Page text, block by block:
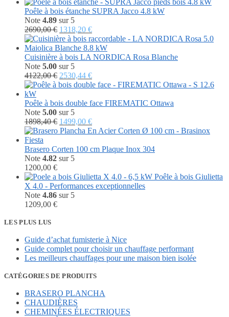
Poêle à bois étanche SUPRA Jacco 4.8 kW
Note 4.89 sur 5
2690,00€ Le
prix
initial
était :
2690,00 €.
1318,20 €Le
prix
actuel
est :
Cuisinière à bois LA NORDICA Rosa Blanche
Note 5.00 sur 5
4122,00€ Le
prix
était :
4122,00 €.
2530,44 €Le
prix
est :
Poêle à bois double face FIREMATIC Ottawa
Note 5.00 sur 5
1898,40€ Le
prix
était :
1898,40 €.
1499,00 €Le
prix
est :
Brasero Corten 100 cm Plaque Inox 304
Note 4.82 sur 5
1200,00 €
Poêle à bois Giulietta
X 4.0 - Performances exceptionnelles
Note 4.86 sur 5
1209,00 €
LES PLUS LUS
Guide d’achat fumisterie à Nice
Guide complet pour choisir un chauffage performant
Les meilleurs chauffages pour une maison bien isolée
CATÉGORIES DE PRODUITS
BRASERO PLANCHA
CHAUDIÈRES
CHEMINÉES ÉLECTRIQUES